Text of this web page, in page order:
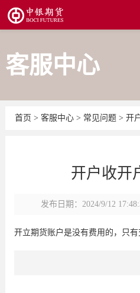
客服中心
首页 > 客服中心 > 常见问题> 开
开户收开
发布日期：2024/9/12
开立期货账户是没有费用的，只有